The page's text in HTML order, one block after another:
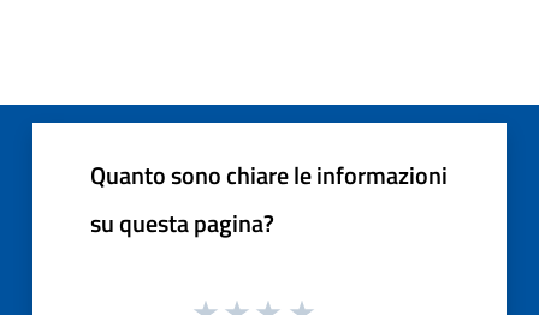
Quanto sono chiare le informazioni
su questa pagina?